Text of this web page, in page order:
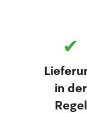
✔
in der
Regel